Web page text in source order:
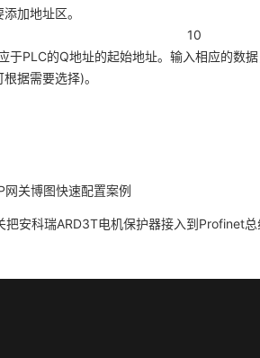
加地址区。
于PLC的Q地址的起始地址。输入相应的数
据需要选择)。
关博图快速配置案例
安科瑞ARD3T电机保护器接入到Profinet总